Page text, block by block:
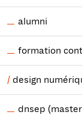
alumni
formation
design
dnsep